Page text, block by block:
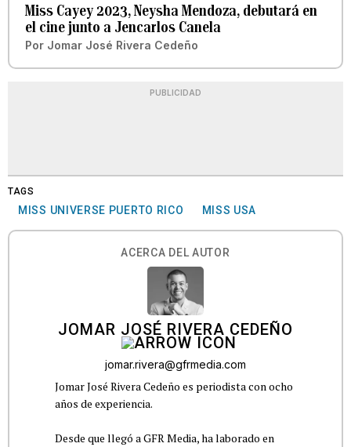
Miss Cayey 2023, Neysha Mendoza, debutará en
el cine junto a Jencarlos Canela
Por Jomar José Rivera Cedeño
PUBLICIDAD
TAGS
MISS UNIVERSE PUERTO RICO MISS USA
ACERCA DEL AUTOR
JOMAR JOSÉ RIVERA CEDEÑO
jomar.rivera@gfrmedia.com
Jomar José Rivera Cedeño es periodista con ocho
años de experiencia.
Desde que llegó a GFR Media, ha laborado en